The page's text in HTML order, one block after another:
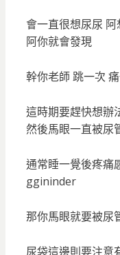
會一直很想尿尿
阿你就會發現
幹你老師 跳一次
這時期要趕快想辦
然後馬眼一直被尿
通常睡一覺後疼痛
ggininder
那你馬眼就要被尿
尿袋這邊則要注意